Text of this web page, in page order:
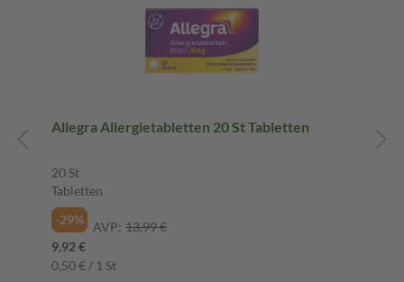
Allegra Allergietabletten 20 St Tabletten
20 St
Tabletten
-29%
AVP: 13,99 €
9,92 €
0,50 € / 1 St